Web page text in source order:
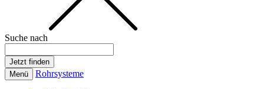
Suche nach
Menü Rohrsysteme